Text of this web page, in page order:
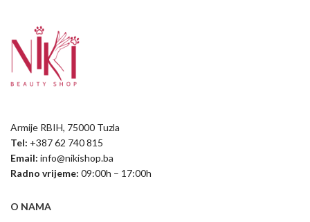
Armije RBIH, 75000 Tuzla
Tel: +387 62 740 815
Email: info@nikishop.ba
Radno vrijeme: 09:00h – 17:00h
O NAMA